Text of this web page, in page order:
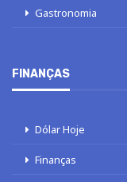
Gastronomia
FINANÇAS
Dólar Hoje
Finanças